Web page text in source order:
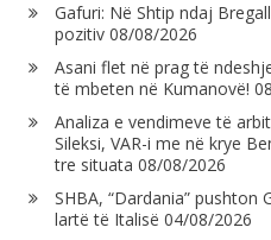
Gafuri: Në Shtip ndaj
pozitiv 08/08/2026
Asani flet në prag të
të mbeten në Kumanovë!
Analiza e vendimeve të
Sileksi, VAR-i me në krye
tre situata 08/08/2026
SHBA, “Dardania”
lartë të Italisë 04/08/2026